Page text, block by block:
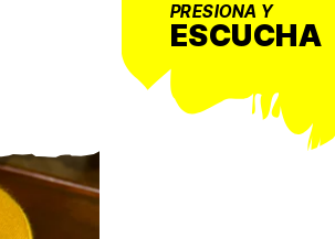
PRESIONA Y
ESCUCHA